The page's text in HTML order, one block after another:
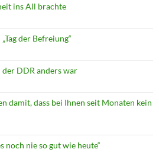
ins All brachte
der Befreiung“
der DDR anders war
damit, dass bei Ihnen seit Monaten kein
noch nie so gut wie heute“